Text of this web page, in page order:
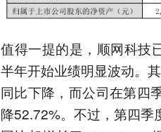
值得一提的是，顺网科技
半年开始业绩明显波动。
同比下降，而公司在第四
降52.72%。不过，第四